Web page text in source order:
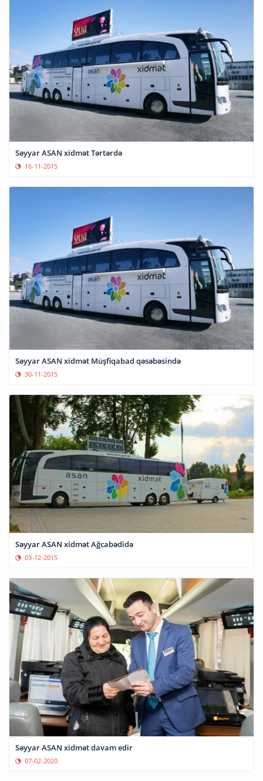
Səyyar ASAN xidmət Tərtərdə
16-11-2015
Səyyar ASAN xidmət Müşfiqabad qəsəbəsində
30-11-2015
Səyyar ASAN xidmət Ağcabədidə
03-12-2015
Səyyar ASAN xidmət davam edir
07-02-2020